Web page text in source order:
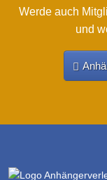
Werde auch
und